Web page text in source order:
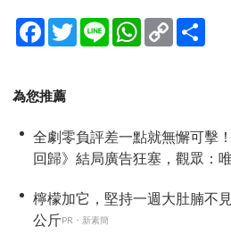
Facebook
TwitterLine WhatsApp
Copy
Link
為您推薦
全劇零負評差一點就無懈可擊
回歸》結局廣告狂塞，觀眾：
檸檬加它，堅持一週大肚腩不
公斤PR・新素簡